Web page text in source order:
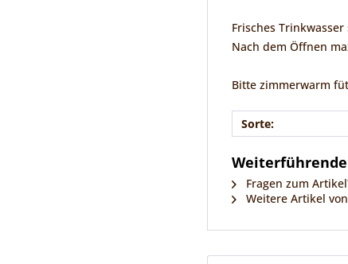
Frisches
Nach dem Öffnen
Bitte zimmerwarm
Sorte:
Fragen zum
Weitere Artikel